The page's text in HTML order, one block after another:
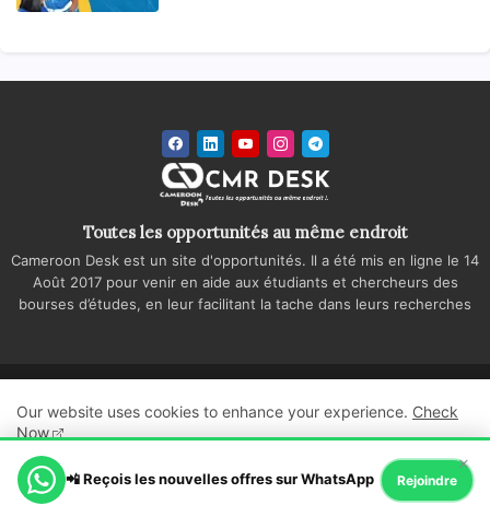
Toutes les opportunités au même endroit
Cameroon Desk est un site d'opportunités. Il a été mis en ligne le 14
Août 2017 pour venir en aide aux étudiants et chercheurs des
bourses d’études, en leur facilitant la tache dans leurs recherches
Cameroon Desk
Politique de confidentialité
Regie publicitaire
Our website uses cookies to enhance your experience. Check
Now
Ok, Go it!
×
📲 Reçois les nouvelles offres sur WhatsApp Rejoindre